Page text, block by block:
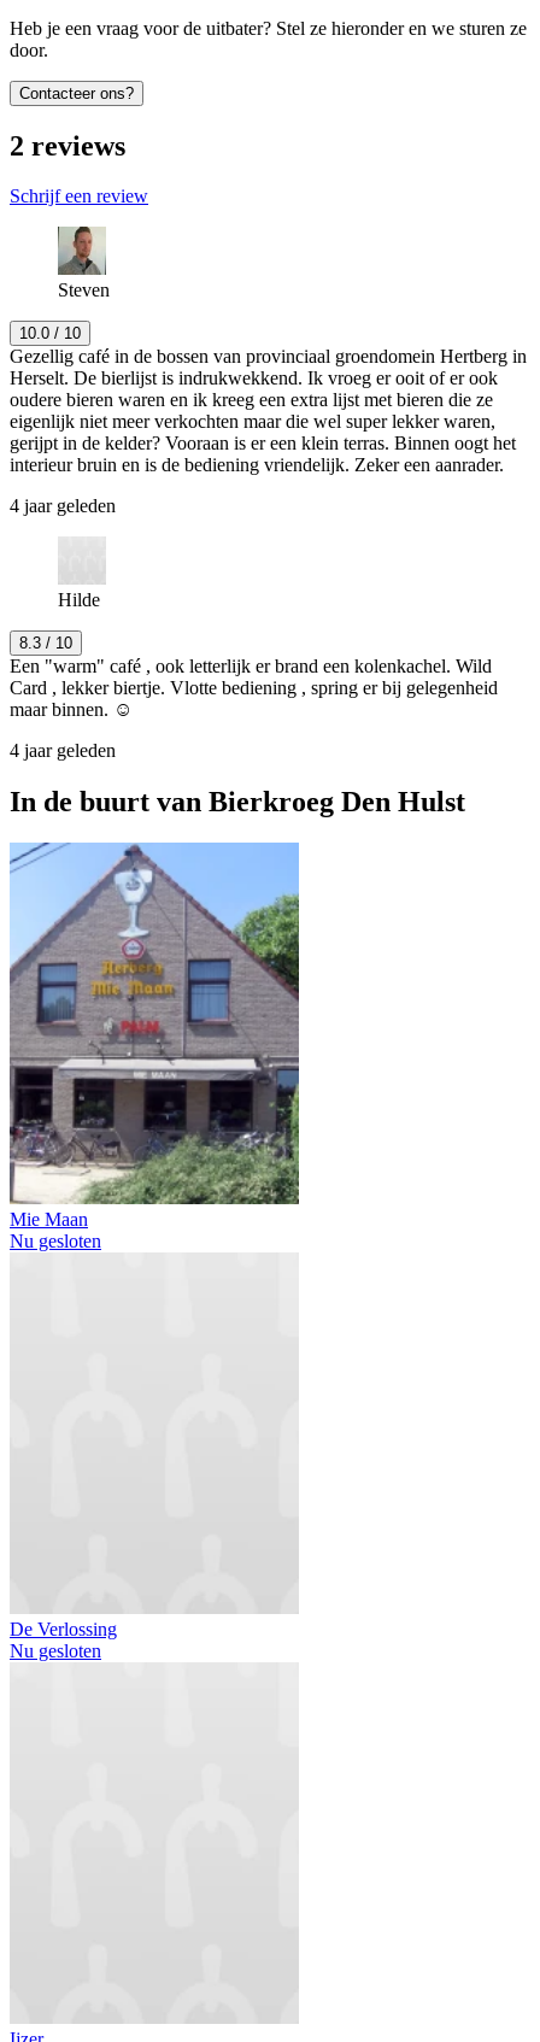
Heb je een vraag voor de uitbater? Stel ze hieronder en we sturen ze
door.
Contacteer ons?
2 reviews
Schrijf een review
Steven
10.0 / 10
Gezellig café in de bossen van provinciaal groendomein Hertberg in
Herselt. De bierlijst is indrukwekkend. Ik vroeg er ooit of er ook
oudere bieren waren en ik kreeg een extra lijst met bieren die ze
eigenlijk niet meer verkochten maar die wel super lekker waren,
gerijpt in de kelder? Vooraan is er een klein terras. Binnen oogt het
interieur bruin en is de bediening vriendelijk. Zeker een aanrader.
4 jaar geleden
Hilde
8.3 / 10
Een "warm" café , ook letterlijk er brand een kolenkachel. Wild
Card , lekker biertje. Vlotte bediening , spring er bij gelegenheid
maar binnen. ☺
4 jaar geleden
In de buurt van Bierkroeg Den Hulst
Mie Maan
Nu gesloten
De Verlossing
Nu gesloten